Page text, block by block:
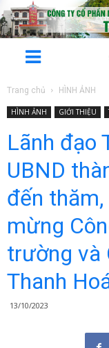
Trang chủ HÌNH ẢNH
HÌNH ẢNH GIỚI THIỆU
Lãnh đạo
UBND
đến
mừng
trường và
Thanh
13/10/2023